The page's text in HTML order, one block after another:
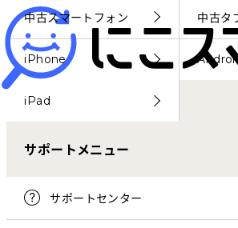
マイページ
中古スマートフォン 中古タ
iPhone
iPad
サポートメニュー
サポートセンター